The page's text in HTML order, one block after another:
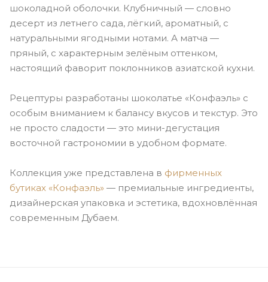
шоколадной оболочки. Клубничный — словно
десерт из летнего сада, лёгкий, ароматный, с
натуральными ягодными нотами. А матча —
пряный, с характерным зелёным оттенком,
настоящий фаворит поклонников азиатской кухни.
Рецептуры разработаны шоколатье «Конфаэль» с
особым вниманием к балансу вкусов и текстур. Это
не просто сладости — это мини-дегустация
восточной гастрономии в удобном формате.
Коллекция уже представлена в фирменных
бутиках «Конфаэль» — премиальные ингредиенты,
дизайнерская упаковка и эстетика, вдохновлённая
современным Дубаем.